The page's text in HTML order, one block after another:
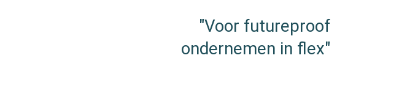
"Voor futureproof
ondernemen in flex"